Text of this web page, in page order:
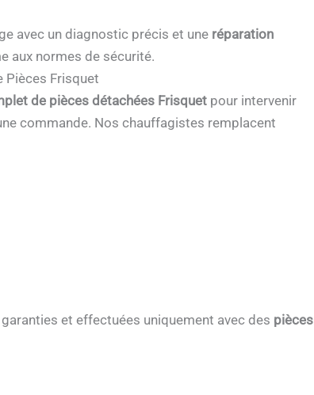
avec un diagnostic précis et une réparation
aux normes de sécurité.
Pièces Frisquet
de pièces détachées Frisquetpour intervenir
commande. Nos chauffagistes remplacent
et effectuées uniquement avec des pièces